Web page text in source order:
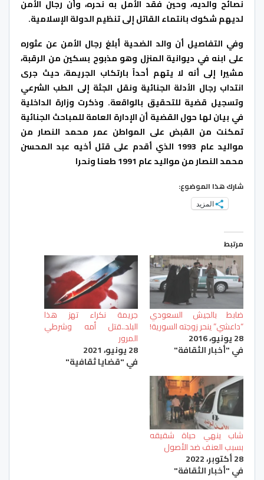
نصائح والديه، وحين فقد الأمل به نحره، وأن رجال الأمن
لديهم شكوك بانتماء القاتل إلى تنظيم الدولة الإسلامية.
وفي التفاصيل أن والد الضحية أبلغ رجال الأمن عن عثوره
على ابنه في ديوانية المنزل وهو مذبوح بسكين من الرقبة،
مشيرا إلى أنه لا يتهم أحداً بارتكاب الجريمة، حيث جرى
انتداب رجال الأدلة الجنائية ونقل الجثة إلى الطب الشرعي
وتسجيل قضية للتحقيق بالواقعة. وذكرت وزارة الداخلية
في بيان لها حول القضية أن الإدارة العامة للمباحث الجنائية
تمكنت من القبض على المواطن عمر محمد النصار من
مواليد عام 1993 الذي أقدم على قتل أخيه عبد المحسن
محمد النصار من مواليد عام 1991 طعنا ونحرا
شارك هذا الموضوع:
المزيد
مرتبط
ضابط بالجيش السعودي
“داعشي” ينحر زوجته السورية!
28 يونيو، 2016
في "أخبار الثقافة"
جريمة نكراء تهز هذا
البلد..قتل أمه وشرطي
المرور
28 يونيو، 2021
في "قضايا ثقافية"
شاب ينهي حياة شقيقه
بسبب العنف ضد الأصول
28 أكتوبر، 2022
في "أخبار الثقافة"